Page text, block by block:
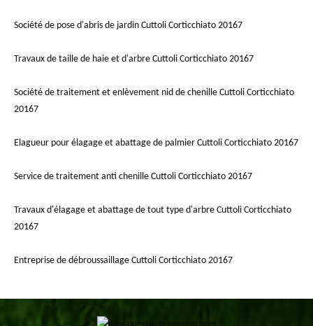
Société de pose d'abris de jardin Cuttoli Corticchiato 20167
Travaux de taille de haie et d'arbre Cuttoli Corticchiato 20167
Société de traitement et enlèvement nid de chenille Cuttoli Corticchiato
20167
Elagueur pour élagage et abattage de palmier Cuttoli Corticchiato 20167
Service de traitement anti chenille Cuttoli Corticchiato 20167
Travaux d'élagage et abattage de tout type d'arbre Cuttoli Corticchiato
20167
Entreprise de débroussaillage Cuttoli Corticchiato 20167